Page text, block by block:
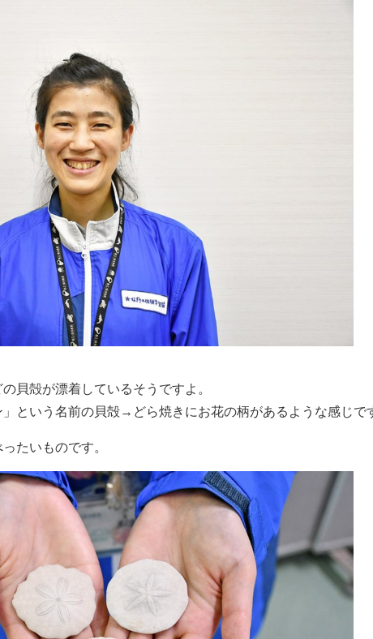
貝殻が漂着しているそうですよ。
」という名前の貝殻→どら焼きにお花の柄があるような感じで
たいものです。